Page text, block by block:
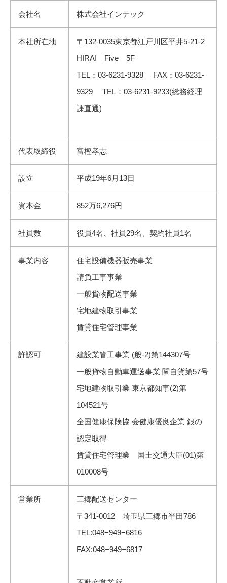
会社名 株式会社インテック
本社所在地
〒132-0035東京都江戸川区平井5-21-2
HIRAI Five 5F
TEL：03-6231-9328 FAX：03-6231-
9329 TEL：03-6231-9233(総務経理
課直通)
代表取締役 富樫孝志
設立 平成19年6月13日
資本金 852万6,276円
社員数 役員4名、社員29名、契約社員1名
事業内容
住宅設備機器販売事業
請負工事事業
一般貨物配送事業
宅地建物取引事業
賃貸住宅管理事業
許認可
建設業管工事業 (般-2)第144307号
一般貨物自動車運送事業 関自貨第57号
宅地建物取引業 東京都知事(2)第
104521号
全国健康保険協 会健康優良企業 銀の
認定取得
賃貸住宅管理業 国土交通大臣(01)第
010008号
営業所
三郷配送センター
〒341-0012 埼玉県三郷市半田786
TEL:048−949−6816
FAX:048−949−6817